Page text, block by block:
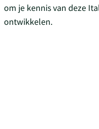
om je kennis van deze
ontwikkelen.